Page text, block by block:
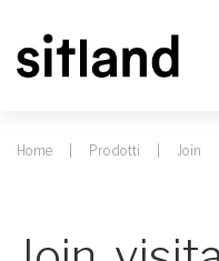
Home Prodotti Join